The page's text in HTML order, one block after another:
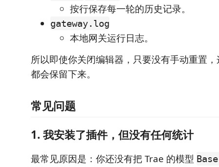
按行保存每一轮的历史记录。
gateway.log
本地网关运行日志。
所以即使你关闭编辑器，只要没有手动重置
都会保留下来。
常见问题
1. 我安装了插件，但没有任何统计
最常见原因是：你还没有把 Trae 的模型